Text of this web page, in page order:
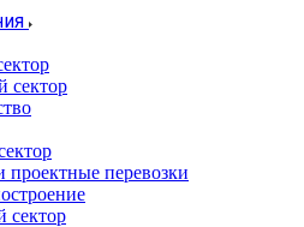
проектные перевозки
сектор